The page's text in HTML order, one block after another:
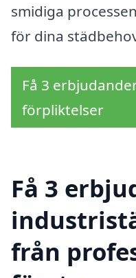
smidiga
för dina
Få 3
förpliktelser
Få 3
från